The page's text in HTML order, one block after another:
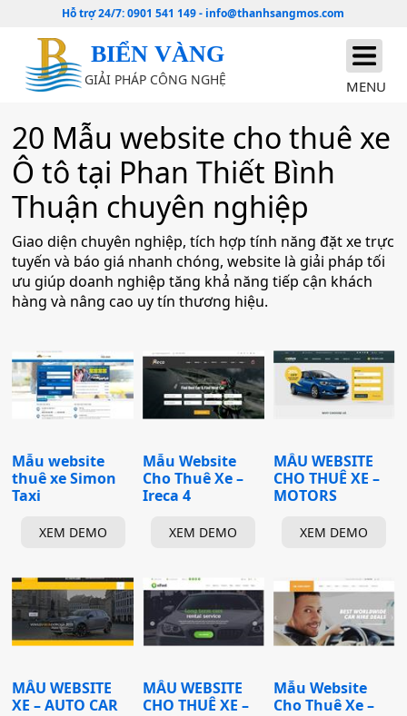
Hỗ trợ 24/7:0901 541 149- info@thanhsangmos.com
BIỂN VÀNG
GIẢI PHÁP CÔNG NGHỆ MENU
20 Mẫu website cho thuê xe
Ô tô tại Phan Thiết Bình
Thuận chuyên nghiệp
Giao diện chuyên nghiệp, tích hợp tính năng đặt xe trực
tuyến và báo giá nhanh chóng, website là giải pháp tối
ưu giúp doanh nghiệp tăng khả năng tiếp cận khách
hàng và nâng cao uy tín thương hiệu.
Mẫu website
thuê xe Simon
Taxi
XEM DEMO
Mẫu Website
Cho Thuê Xe –
Ireca 4
XEM DEMO
MẪU WEBSITE
CHO THUÊ XE –
MOTORS
XEM DEMO
MẪU WEBSITE
XE – AUTO CAR
MẪU WEBSITE
CHO THUÊ XE –
Mẫu Website
Cho Thuê Xe –